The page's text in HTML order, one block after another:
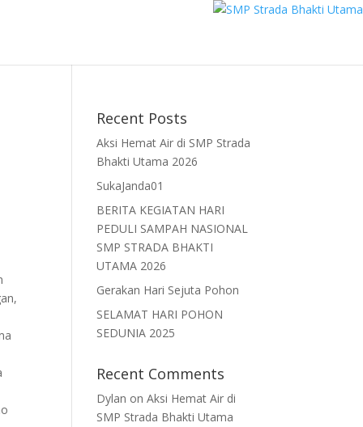
Recent Posts
Aksi Hemat Air di SMP Strada
Bhakti Utama 2026
SukaJanda01
BERITA KEGIATAN HARI
PEDULI SAMPAH NASIONAL
SMP STRADA BHAKTI
UTAMA 2026
Gerakan Hari Sejuta Pohon
SELAMAT HARI POHON
SEDUNIA 2025
Recent Comments
Dylan onAksi Hemat Air di
SMP Strada Bhakti Utama